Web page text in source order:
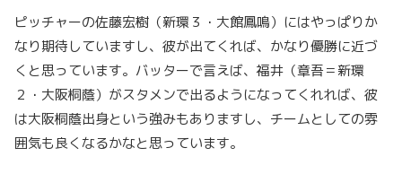
ピッチャーの佐藤宏樹（新環３・大館鳳鳴）にはやっぱりか
なり期待していますし、彼が出てくれば、かなり優勝に近づ
くと思っています。バッターで言えば、福井（章吾＝新環
２・大阪桐蔭）がスタメンで出るようになってくれれば、彼
は大阪桐蔭出身という強みもありますし、チームとしての雰
囲気も良くなるかなと思っています。